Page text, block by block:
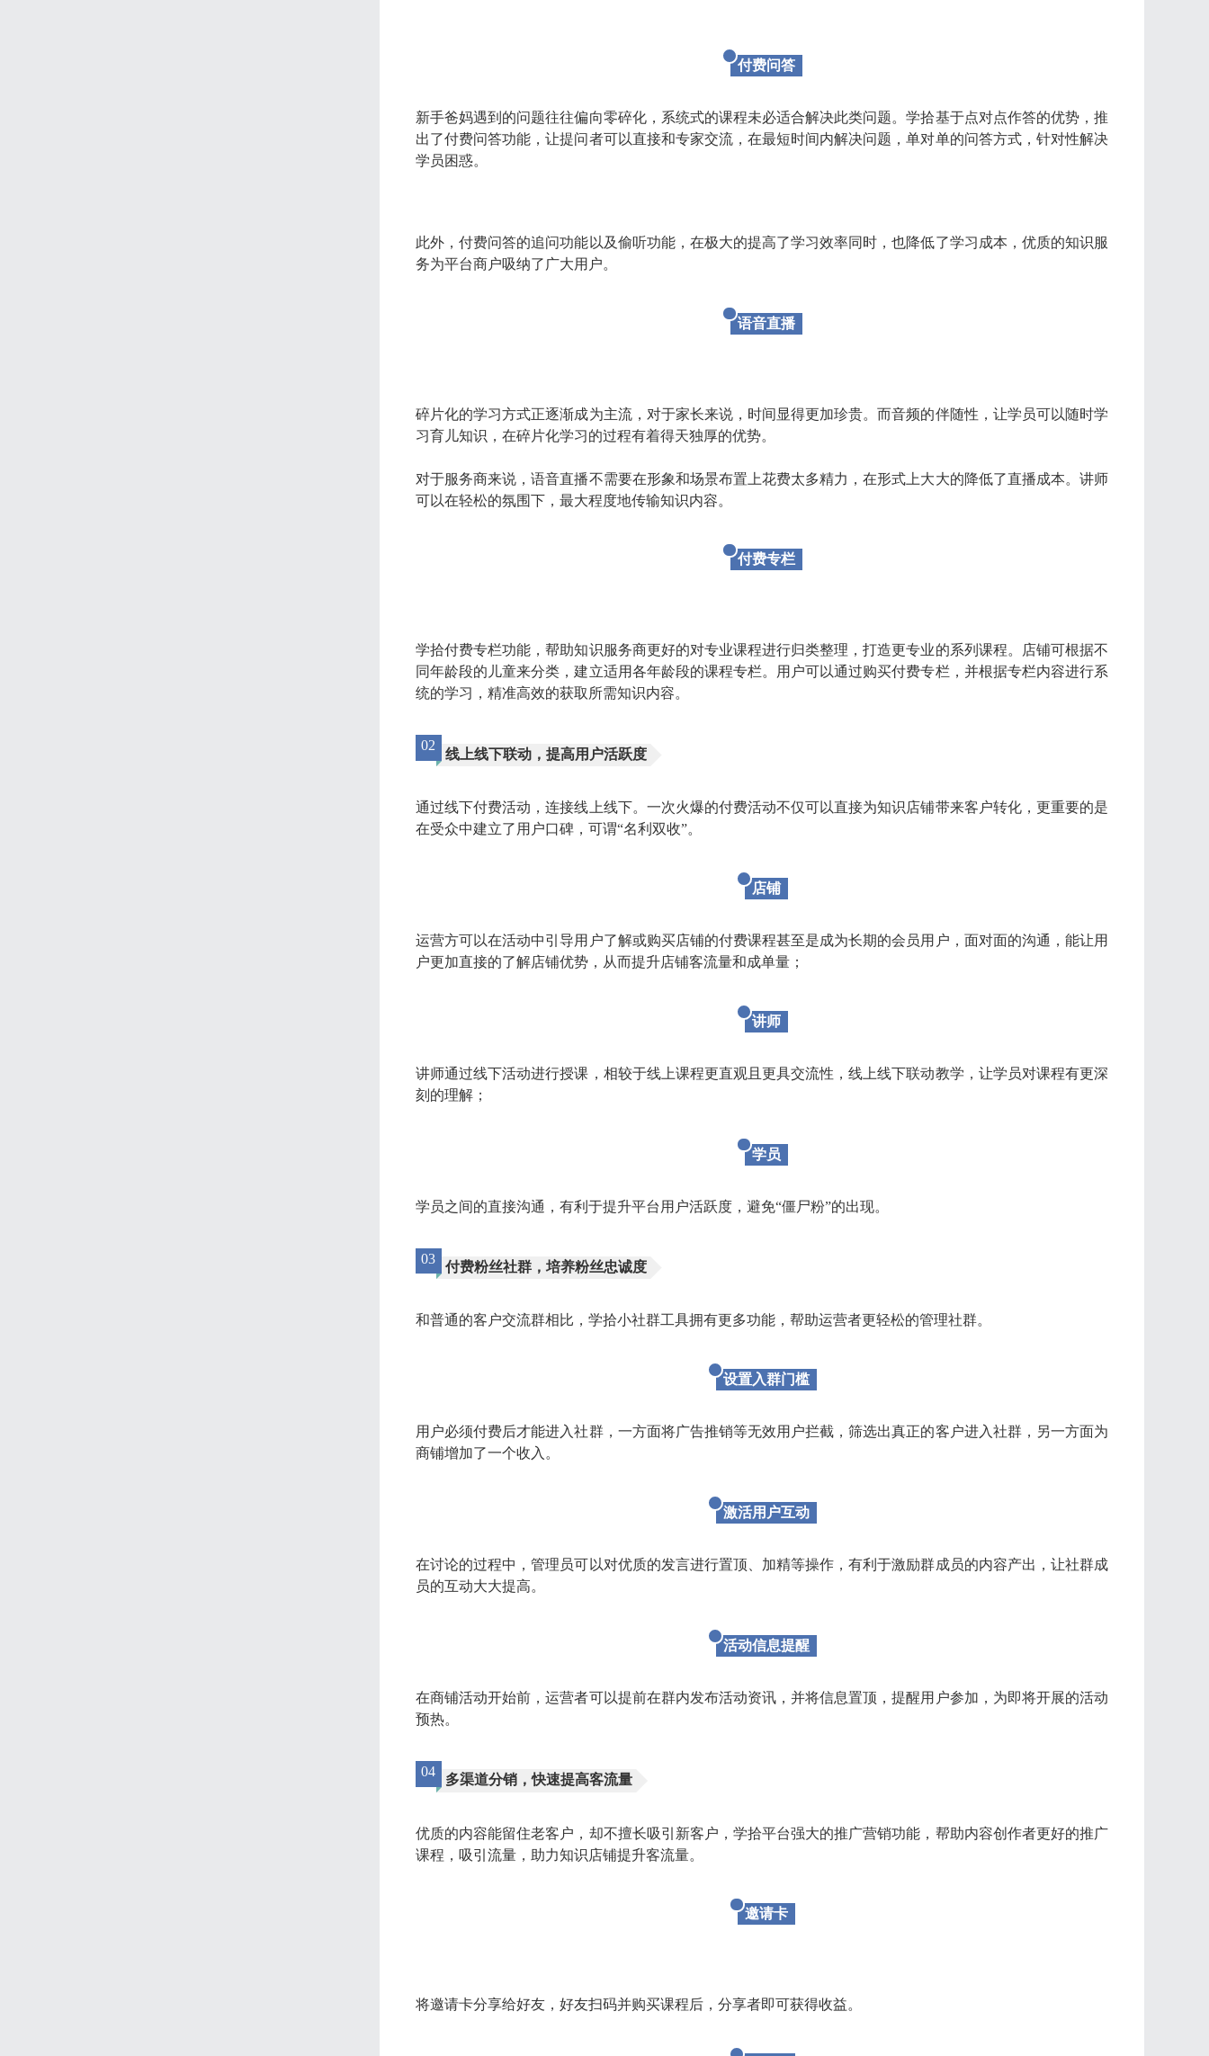
付费问答
新手爸妈遇到的问题往往偏向零碎化，系统式的课程未必适合解决此类问题。学拾基于点对点作答的优势，推
出了付费问答功能，让提问者可以直接和专家交流，在最短时间内解决问题，单对单的问答方式，针对性解决
学员困惑。
此外，付费问答的追问功能以及偷听功能，在极大的提高了学习效率同时，也降低了学习成本，优质的知识服
务为平台商户吸纳了广大用户。
语音直播
碎片化的学习方式正逐渐成为主流，对于家长来说，时间显得更加珍贵。而音频的伴随性，让学员可以随时学
习育儿知识，在碎片化学习的过程有着得天独厚的优势。
对于服务商来说，语音直播不需要在形象和场景布置上花费太多精力，在形式上大大的降低了直播成本。讲师
可以在轻松的氛围下，最大程度地传输知识内容。
付费专栏
学拾付费专栏功能，帮助知识服务商更好的对专业课程进行归类整理，打造更专业的系列课程。店铺可根据不
同年龄段的儿童来分类，建立适用各年龄段的课程专栏。用户可以通过购买付费专栏，并根据专栏内容进行系
统的学习，精准高效的获取所需知识内容。
02
线上线下联动，提高用户活跃度
通过线下付费活动，连接线上线下。一次火爆的付费活动不仅可以直接为知识店铺带来客户转化，更重要的是
在受众中建立了用户口碑，可谓“名利双收”。
店铺
运营方可以在活动中引导用户了解或购买店铺的付费课程甚至是成为长期的会员用户，面对面的沟通，能让用
户更加直接的了解店铺优势，从而提升店铺客流量和成单量；
讲师
讲师通过线下活动进行授课，相较于线上课程更直观且更具交流性，线上线下联动教学，让学员对课程有更深
刻的理解；
学员
学员之间的直接沟通，有利于提升平台用户活跃度，避免“僵尸粉”的出现。
03
付费粉丝社群，培养粉丝忠诚度
和普通的客户交流群相比，学拾小社群工具拥有更多功能，帮助运营者更轻松的管理社群。
设置入群门槛
用户必须付费后才能进入社群，一方面将广告推销等无效用户拦截，筛选出真正的客户进入社群，另一方面为
商铺增加了一个收入。
激活用户互动
在讨论的过程中，管理员可以对优质的发言进行置顶、加精等操作，有利于激励群成员的内容产出，让社群成
员的互动大大提高。
活动信息提醒
在商铺活动开始前，运营者可以提前在群内发布活动资讯，并将信息置顶，提醒用户参加，为即将开展的活动
预热。
04
多渠道分销，快速提高客流量
优质的内容能留住老客户，却不擅长吸引新客户，学拾平台强大的推广营销功能，帮助内容创作者更好的推广
课程，吸引流量，助力知识店铺提升客流量。
邀请卡
将邀请卡分享给好友，好友扫码并购买课程后，分享者即可获得收益。